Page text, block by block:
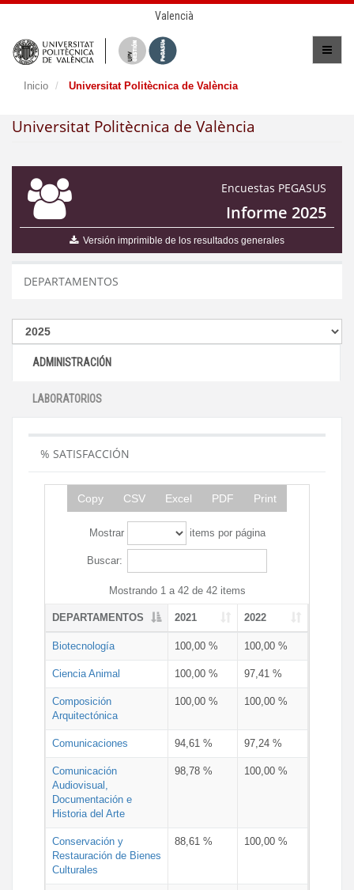
Valencià
Inicio Universitat Politècnica de València
Universitat Politècnica de València
Encuestas PEGASUS
Informe 2025
Versión imprimible de los resultados generales
DEPARTAMENTOS
ADMINISTRACIÓN
LABORATORIOS
% SATISFACCIÓN
Copy CSV Excel PDF Print
Mostrar items por página
Buscar:
Mostrando 1 a 42 de 42 items
DEPARTAMENTOS 2021 2022
Biotecnología 100,00 % 100,00 %
Ciencia Animal 100,00 % 97,41 %
Composición
Arquitectónica
100,00 % 100,00 %
Comunicaciones 94,61 % 97,24 %
Comunicación
Audiovisual,
Documentación e
Historia del Arte
98,78 % 100,00 %
Conservación y
Restauración de Bienes
Culturales
88,61 % 100,00 %